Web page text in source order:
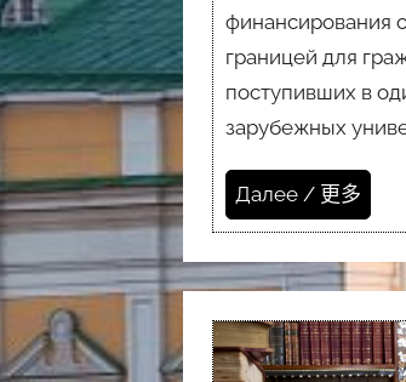
финансирования
границей для
поступивших в
зарубежных
Далее / 更多